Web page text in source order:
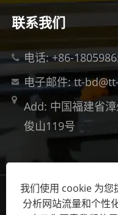
联系我们
电话: +86-
电子邮件: tt-
Add: 中国福建省
俊山119号
Links
我们使用 cookie 为您
分析网站流量和个性